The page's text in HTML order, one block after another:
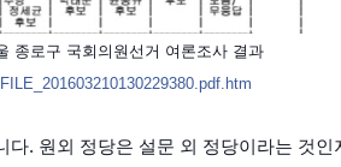
종로구 국회의원선거 여론조사 결과
. 원외 정당은 설문 외 정당이라는 것